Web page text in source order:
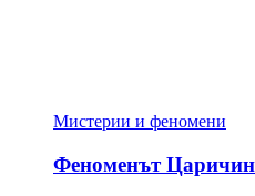
Мистерии и феномени
Феноменът